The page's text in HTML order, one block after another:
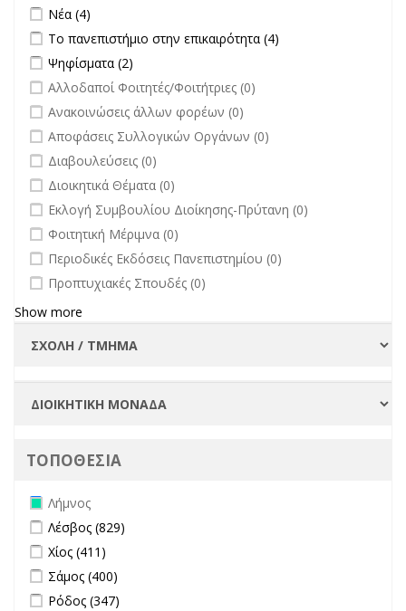
Apply Νέα filter
Νέα (4)
Apply Το πανεπιστήμιο στην επικαιρότητα filter
Το πανεπιστήμιο στην επικαιρότητα (4)
Apply Ψηφίσματα filter
Ψηφίσματα (2)
undefined
Αλλοδαποί Φοιτητές/Φοιτήτριες (0)
undefined
Ανακοινώσεις άλλων φορέων (0)
undefined
Αποφάσεις Συλλογικών Οργάνων (0)
undefined
Διαβουλεύσεις (0)
undefined
Διοικητικά Θέματα (0)
undefined
Εκλογή Συμβουλίου Διοίκησης-Πρύτανη (0)
undefined
Φοιτητική Μέριμνα (0)
undefined
Περιοδικές Εκδόσεις Πανεπιστημίου (0)
undefined
Προπτυχιακές Σπουδές (0)
Show more
ΤΟΠΟΘΕΣΙΑ
Remove Λήμνος filter
Λήμνος
Apply Λέσβος filter
Λέσβος (829)
Apply Χίος filter
Χίος (411)
Apply Σάμος filter
Σάμος (400)
Apply Ρόδος filter
Ρόδος (347)